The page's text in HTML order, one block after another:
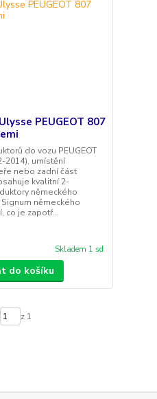
PEUGEOT 807
do vozu PEUGEOT
2014), umístění
nebo zadní část
kvalitní 2-
německého
německého
co je zapotř...
Skladem 1 sd
do košíku
z 1